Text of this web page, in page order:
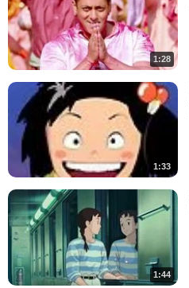
1:28
1:33
1:44